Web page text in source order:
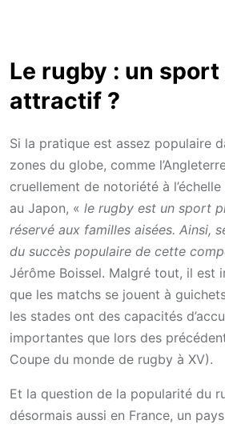
Le rugby : un sport
attractif ?
Si la pratique est assez populaire
zones du globe, comme
cruellement de notoriété à
au Japon, « le rugby est un sport
réservé aux familles aisées. Ainsi,
du succès populaire de cette
Jérôme Boissel. Malgré tout, il est
que les matchs se jouent à
les stades ont des capacités
importantes que lors des
Coupe du monde de rugby à XV).
Et la question de la popularité du
désormais aussi en France, un